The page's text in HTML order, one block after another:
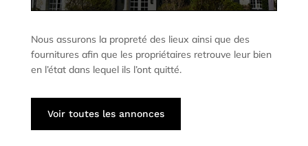
Nous assurons la propreté des lieux ainsi que des
fournitures afin que les propriétaires retrouve leur bien
en l’état dans lequel ils l’ont quitté.
Voir toutes les annonces